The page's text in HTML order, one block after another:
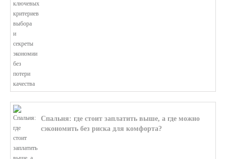
Спальня: где стоит заплатить выше, а где можно
сэкономить без риска для комфорта?